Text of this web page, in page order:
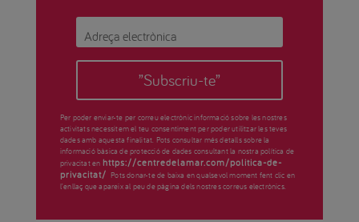
”Subscriu-te”
Per poder enviar-te per correu electrònic informació sobre les nostres
activitats necessitem el teu consentiment per poder utilitzar les teves
dades amb aquesta finalitat. Pots consultar més detalls sobre la
informació bàsica de protecció de dades consultant la nostra política de
privacitat en https://centredelamar.com/politica-de-
privacitat/ Pots donar-te de baixa en qualsevol moment fent clic en
l’enllaç que apareix al peu de pàgina dels nostres correus electrònics.